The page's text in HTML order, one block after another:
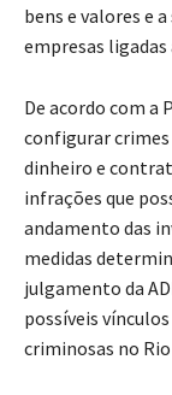
bens e valores e
empresas
De acordo com a
configurar
dinheiro e
infrações que
andamento das
medidas
julgamento da
possíveis
criminosas no